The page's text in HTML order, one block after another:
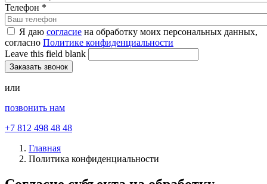
Телефон *
Я даю согласие на обработку моих персональных данных,
согласно Политике конфиденциальности
Leave this field blank
или
позвонить нам
+7 812 498 48 48
Главная
Политика конфиденциальности